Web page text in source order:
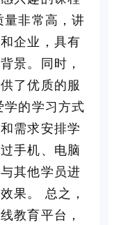
非常高，讲
企业，具有
景。同时，
了优质的服
的学习方式
需求安排学
手机、电脑
其他学员进
果。 总之，
教育平台，